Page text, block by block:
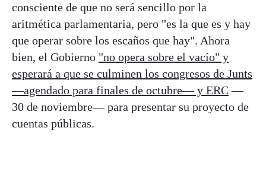
consciente de que no será sencillo por la
aritmética parlamentaria, pero "es la que es y hay
que operar sobre los escaños que hay". Ahora
bien, el Gobierno "no opera sobre el vacío" y
esperará a que se culminen los congresos de Junts
—agendado para finales de octubre— y ERC—
30 de noviembre— para presentar su proyecto de
cuentas públicas.